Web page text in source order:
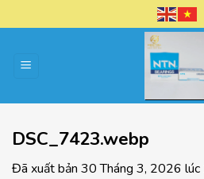
đến
dung
DSC_7423.webp
Đã xuất bản 30 Tháng 3, 2026 lúc